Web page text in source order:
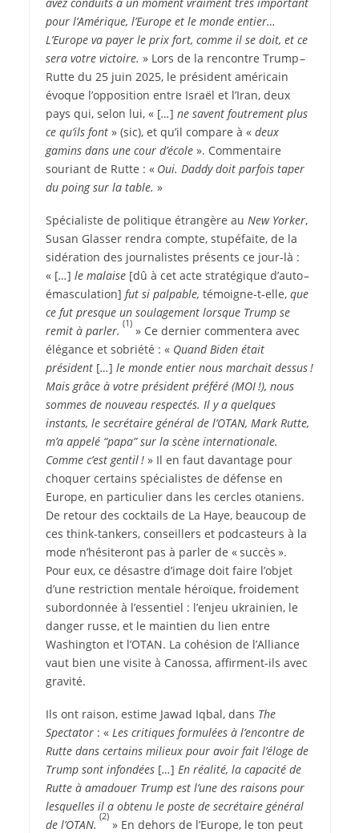
pour l’Amérique, l’Europe et le monde entier…
L’Europe va payer le prix fort, comme il se doit, et ce
sera votre victoire. » Lors de la rencontre Trump –
Rutte du 25 juin 2025, le président américain
évoque l’opposition entre Israël et l’Iran, deux
pays qui, selon lui, « […] ne savent foutrement plus
ce qu’ils font » (sic), et qu’il compare à « deux
gamins dans une cour d’école ». Commentaire
souriant de Rutte : « Oui. Daddy doit parfois taper
du poing sur la table. »
Spécialiste de politique étrangère au New Yorker,
Susan Glasser rendra compte, stupéfaite, de la
sidération des journalistes présents ce jour-là :
« […] le malaise [dû à cet acte stratégique d’auto –
émasculation] fut si palpable, témoigne-t‑elle,que
ce fut presque un soulagement lorsque Trump se
remit à parler.
(1)
» Ce dernier commentera avec
élégance et sobriété : « Quand Biden était
président […] le monde entier nous marchait dessus !
Mais grâce à votre président préféré (MOI !), nous
sommes de nouveau respectés. Il y a quelques
instants, le secrétaire général de l’OTAN, Mark Rutte,
m’a appelé “papa” sur la scène internationale.
Comme c’est gentil ! » Il en faut davantage pour
choquer certains spécialistes de défense en
Europe, en particulier dans les cercles otaniens.
De retour des cocktails de La Haye, beaucoup de
ces think-tankers, conseillers et podcasteurs à la
mode n’hésiteront pas à parler de « succès ».
Pour eux, ce désastre d’image doit faire l’objet
d’une restriction mentale héroïque, froidement
subordonnée à l’essentiel : l’enjeu ukrainien, le
danger russe, et le maintien du lien entre
Washington et l’OTAN. La cohésion de l’Alliance
vaut bien une visite à Canossa, affirment-ils avec
gravité.
Ils ont raison, estime Jawad Iqbal, dans The
Spectator: « Les critiques formulées à l’encontre de
Rutte dans certains milieux pour avoir fait l’éloge de
Trump sont infondées […] En réalité, la capacité de
Rutte à amadouer Trump est l’une des raisons pour
lesquelles il a obtenu le poste de secrétaire général
de l’OTAN.
(2)
» En dehors de l’Europe, le ton peut